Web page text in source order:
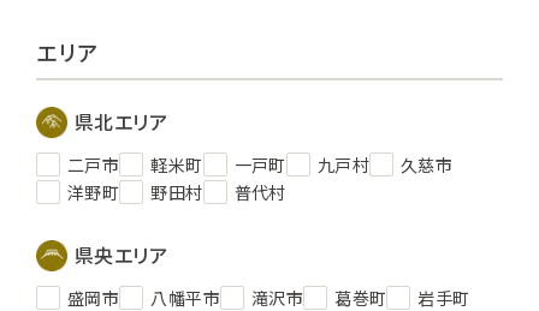
エリア
県北エリア
二戸市 軽米町 一戸町 九戸村
久慈市
洋野町
野田村 普代村
県央エリア
盛岡市 八幡平市 滝沢市 葛巻町
岩手町